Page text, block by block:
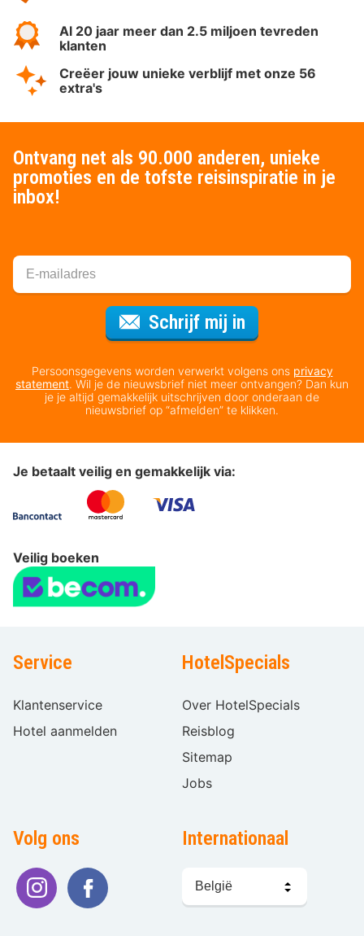
Al 20 jaar meer dan 2.5 miljoen tevreden
klanten
Creëer jouw unieke verblijf met onze 56
extra's
Ontvang net als 90.000 anderen, unieke
promoties en de tofste reisinspiratie in je
inbox!
Schrijf mij in
Persoonsgegevens worden verwerkt volgens ons privacy
statement. Wil je de nieuwsbrief niet meer ontvangen? Dan kun
je je altijd gemakkelijk uitschrijven door onderaan de
nieuwsbrief op “afmelden” te klikken.
Je betaalt veilig en gemakkelijk via:
Veilig boeken
Service
Klantenservice
Hotel aanmelden
HotelSpecials
Over HotelSpecials
Reisblog
Sitemap
Jobs
Volg ons Internationaal
kiezen